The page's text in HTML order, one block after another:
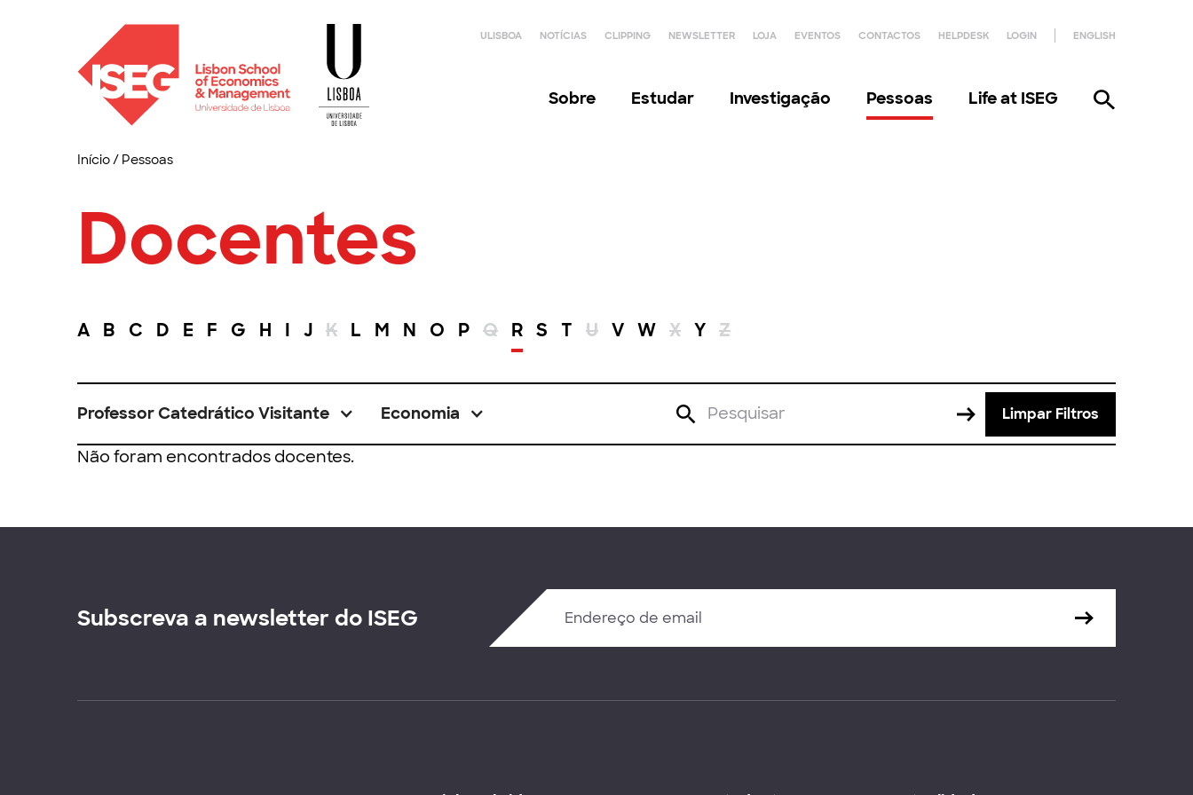
ULISBOA NOTÍCIAS CLIPPING NEWSLETTER LOJA EVENTOS CONTACTOS HELPDESK LOGIN ENGLISH
Sobre Estudar Investigação Pessoas Life at ISEG
Início/ Pessoas
Docentes
A B C D E F G H I J K L M N O P Q R S T U V W X Y Z
Professor Catedrático Visitante Economia Limpar Filtros
Não foram encontrados docentes.
Subscreva a newsletter do ISEG